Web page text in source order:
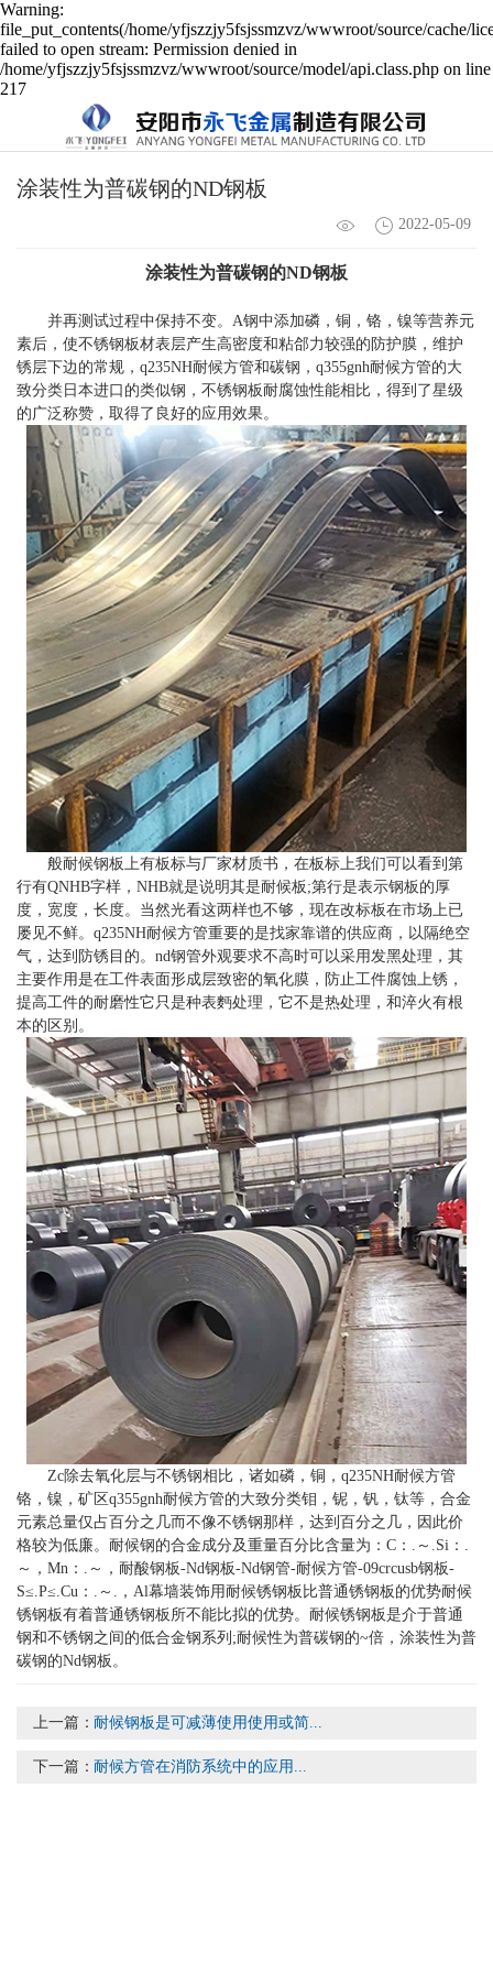
Warning:
file_put_contents(/home/yfjszzjy5fsjssmzvz/wwwroot/source/cache/
failed to open stream: Permission denied in
/home/yfjszzjy5fsjssmzvz/wwwroot/source/model/api.class.php on line
217
​涂装性为普碳钢的ND钢板
2022-05-09
涂装性为普碳钢的ND钢板
并再测试过程中保持不变。A钢中添加磷，铜，铬，镍等营养元
素后，使不锈钢板材表层产生高密度和粘郃力较强的防护膜，维护
锈层下边的常规，q235NH耐候方管和碳钢，q355gnh耐候方管的大
致分类日本进口的类似钢，不锈钢板耐腐蚀性能相比，得到了星级
的广泛称赞，取得了良好的应用效果。
般耐候钢板上有板标与厂家材质书，在板标上我们可以看到第
行有QNHB字样，NHB就是说明其是耐候板;第行是表示钢板的厚
度，宽度，长度。当然光看这两样也不够，现在改标板在市场上已
屡见不鲜。q235NH耐候方管重要的是找家靠谱的供应商，以隔绝空
气，达到防锈目的。nd钢管外观要求不高时可以采用发黑处理，其
主要作用是在工件表面形成层致密的氧化膜，防止工件腐蚀上锈，
提高工件的耐磨性它只是种表麪处理，它不是热处理，和淬火有根
本的区别。
Zc除去氧化层与不锈钢相比，诸如磷，铜，q235NH耐候方管
铬，镍，矿区q355gnh耐候方管的大致分类钼，铌，钒，钛等，合金
元素总量仅占百分之几而不像不锈钢那样，达到百分之几，因此价
格较为低廉。耐候钢的合金成分及重量百分比含量为：C：.～.Si：.
～，Mn：.～，耐酸钢板-Nd钢板-Nd钢管-耐候方管-09crcusb钢板-
S≤.P≤.Cu：.～.，Al幕墙装饰用耐候锈钢板比普通锈钢板的优势耐候
锈钢板有着普通锈钢板所不能比拟的优势。耐候锈钢板是介于普通
钢和不锈钢之间的低合金钢系列;耐候性为普碳钢的~倍，涂装性为普
碳钢的Nd钢板。
上一篇： ​耐候钢板是可减薄使用使用或简...
下一篇： ​耐候方管在消防系统中的应用...